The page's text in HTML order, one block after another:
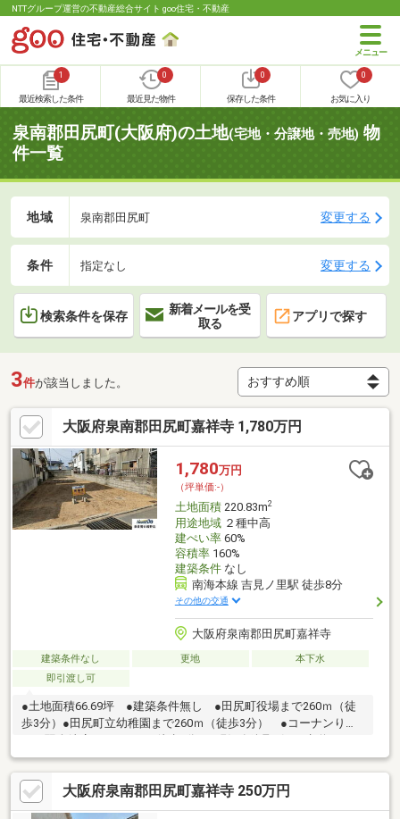
NTTグループ運営の不動産総合サイト goo住宅・不動産
1
最近検索した条件
0
最近見た物件
0
保存した条件
0
お気に入り
泉南郡田尻町(大阪府)の土地(宅地・分譲地・売地) 物
件一覧
地域 泉南郡田尻町 変更する
条件 指定なし 変更する
検索条件を保存
新着メールを受
取る
アプリで探す
3件が該当しました。
大阪府泉南郡田尻町嘉祥寺 1,780万円
1,780万円
（坪単価:-）
土地面積220.83m2
用途地域２種中高
建ぺい率60%
容積率160%
建築条件なし
南海本線 吉見ノ里駅 徒歩8分
その他の交通
大阪府泉南郡田尻町嘉祥寺
建築条件なし 更地
本下水
即引渡し可
●土地面積66.69坪 ●建築条件無し ●田尻町役場まで260ｍ（徒
歩3分）●田尻町立幼稚園まで260ｍ（徒歩3分） ●コーナンりん
くう羽倉崎店まで550ｍ（徒歩7分）●現況有姿取引 ●水道メータ
ー現況13ｍｍ ●再建築時、４３条但し書き許可が必要となりま
す。セットバック必要となります。 ●都市ガス引き込み無し、
前面道路近くに配管あり●売主が国内非居住者に該当するため、
買主様が個人で居住用以外の目的で購入される場合、または法人
大阪府泉南郡田尻町嘉祥寺 250万円